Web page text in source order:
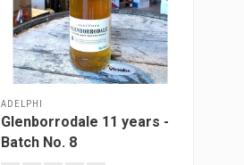
ADELPHI
Glenborrodale 11 years -
Batch No. 8